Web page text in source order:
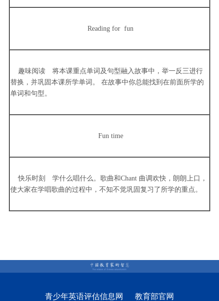
Reading for fun
趣味阅读 将本课重点单词及句型融入故事中，举一反三进行
替换，并巩固本课所学单词。 在故事中你总能找到在前面所学的
单词和句型。
Fun time
快乐时刻 学什么唱什么。歌曲和Chant 曲调欢快，朗朗上口，
使大家在学唱歌曲的过程中，不知不觉巩固复习了所学的重点。
青少年英语评估信息网
教育部官网